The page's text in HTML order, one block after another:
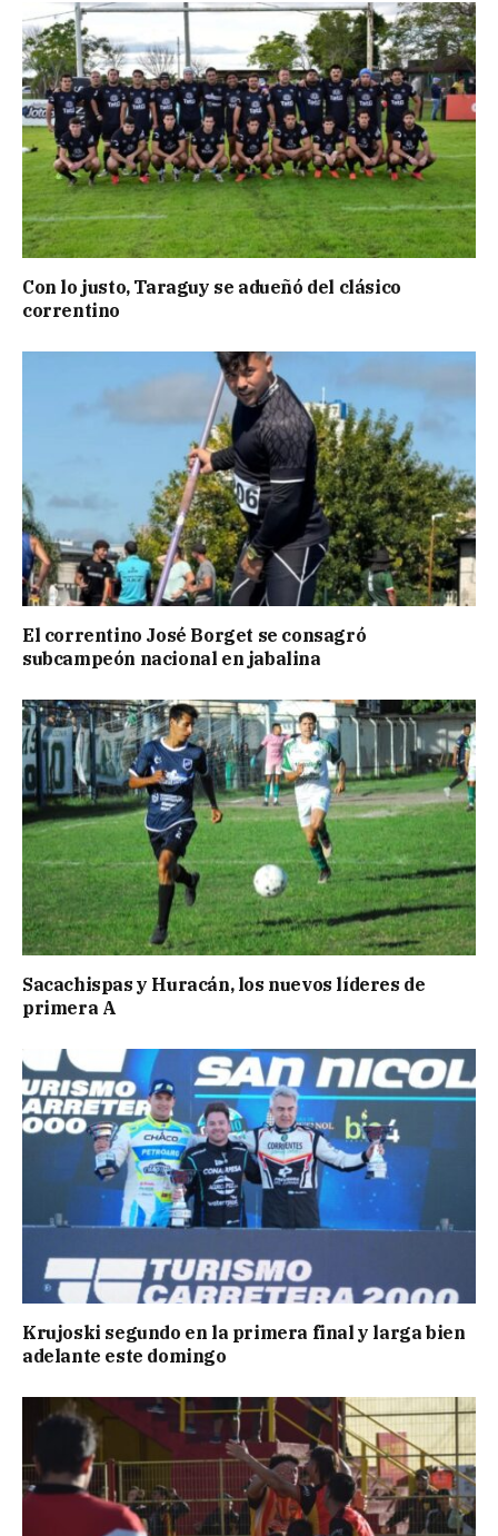
Con lo justo, Taraguy se adueñó del clásico
correntino
El correntino José Borget se consagró
subcampeón nacional en jabalina
Sacachispas y Huracán, los nuevos líderes de
primera A
Krujoski segundo en la primera final y larga bien
adelante este domingo